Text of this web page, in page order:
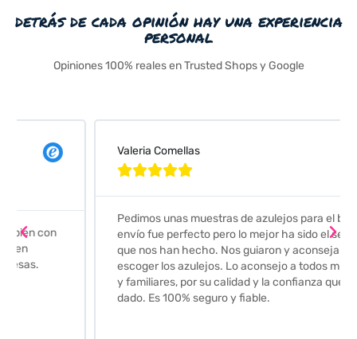
detrás de cada opinión hay una experiencia
personal
Opiniones 100% reales en Trusted Shops y Google
Valeria Comellas
Pedimos unas muestras de azulejos para el baño. El
envío fue perfecto pero lo mejor ha sido el seguimiento
que nos han hecho. Nos guiaron y aconsejaron para
escoger los azulejos. Lo aconsejo a todos mis amigos
y familiares, por su calidad y la confianza que nos han
dado. Es 100% seguro y fiable.